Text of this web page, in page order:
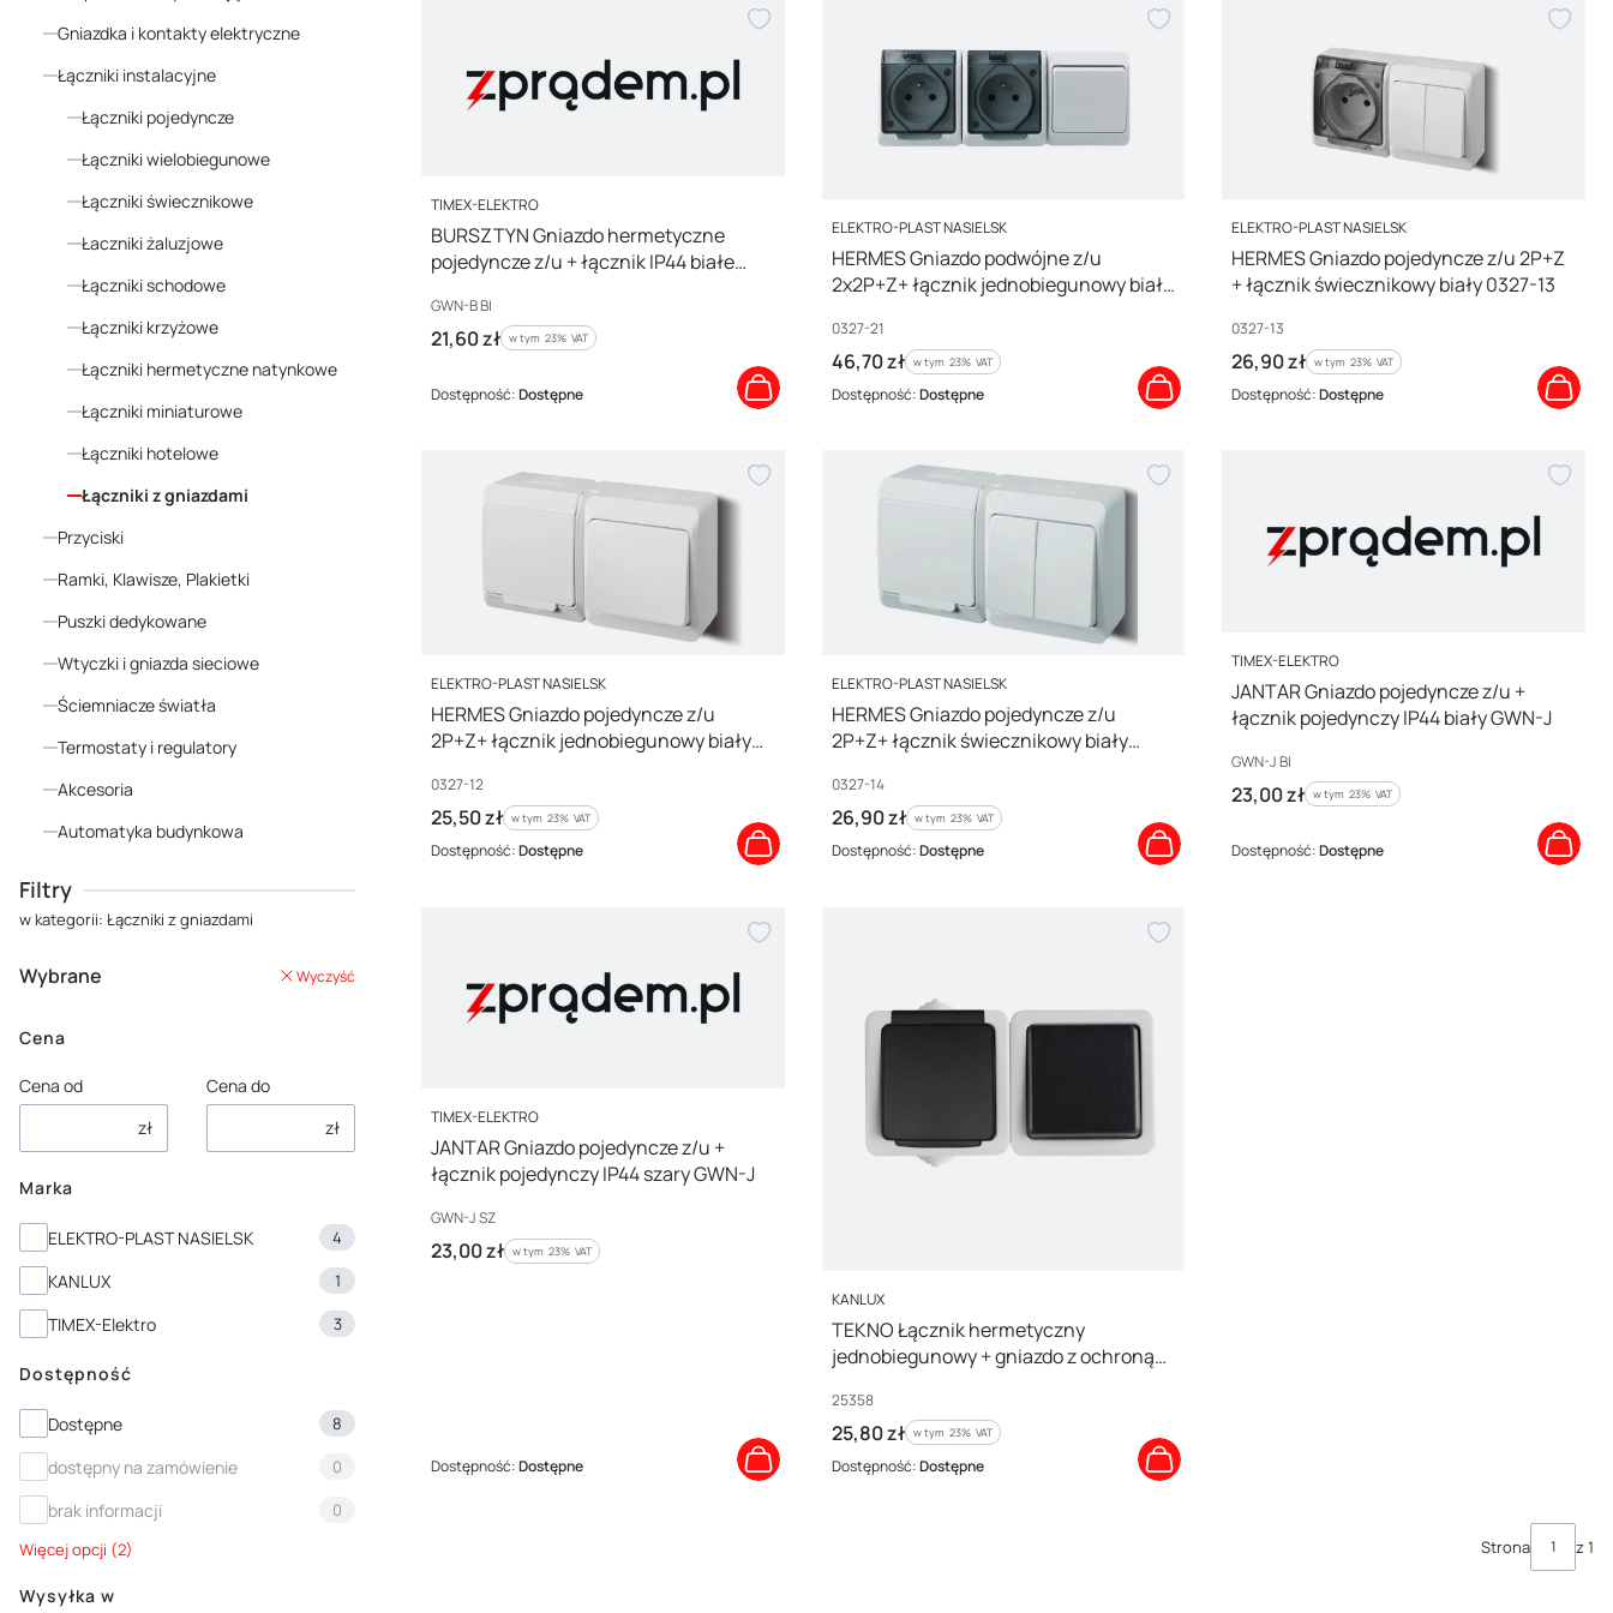
Gniazdka i kontakty elektryczne
Łączniki instalacyjne
Łączniki pojedyncze
Łączniki wielobiegunowe
Łączniki świecznikowe
Łaczniki żaluzjowe
Łączniki schodowe
Łączniki krzyżowe
Łączniki hermetyczne natynkowe
Łączniki miniaturowe
Łączniki hotelowe
Łączniki z gniazdami
Przyciski
Ramki, Klawisze, Plakietki
Puszki dedykowane
Wtyczki i gniazda sieciowe
Ściemniacze światła
Termostaty i regulatory
Akcesoria
Automatyka budynkowa
Filtry
w kategorii: Łączniki z gniazdami
Wybrane Wyczyść
Cena
Cena od
zł
Cena do
zł
Marka
MarkaELEKTRO-PLAST NASIELSK 4
KANLUX 1
TIMEX-Elektro 3
Dostępność
Dostępność
Dostępne 8
dostępny na zamówienie 0
brak informacji
0
Więcej opcji (2)
Wysyłka w
PRODUCENT
TIMEX-ELEKTRO
BURSZTYN Gniazdo hermetyczne
pojedyncze z/u + łącznik IP44 białe
Kod producenta
GWN-B BI
Cena brutto
21,60 zł w tym %s VAT
w tym 23% VAT
Dostępność:Dostępne
PRODUCENT
ELEKTRO-PLAST NASIELSK
HERMES Gniazdo podwójne z/u
2x2P+Z+ łącznik jednobiegunowy biały
Kod producenta
0327-21
Cena brutto
46,70 zł w tym %s VAT
w tym 23% VAT
Dostępność:Dostępne
PRODUCENT
ELEKTRO-PLAST NASIELSK
HERMES Gniazdo pojedyncze z/u 2P+Z
+ łącznik świecznikowy biały 0327-13
Kod producenta
0327-13
Cena brutto
26,90 zł w tym %s VAT
w tym 23% VAT
Dostępność:Dostępne
PRODUCENT
ELEKTRO-PLAST NASIELSK
HERMES Gniazdo pojedyncze z/u
2P+Z+ łącznik jednobiegunowy biały
Kod producenta
0327-12
Cena brutto
25,50 zł w tym %s VAT
w tym 23% VAT
Dostępność:Dostępne
PRODUCENT
ELEKTRO-PLAST NASIELSK
HERMES Gniazdo pojedyncze z/u
2P+Z+ łącznik świecznikowy biały
Kod producenta
0327-14
Cena brutto
26,90 zł w tym %s VAT
w tym 23% VAT
Dostępność:Dostępne
PRODUCENT
TIMEX-ELEKTRO
JANTAR Gniazdo pojedyncze z/u +
łącznik pojedynczy IP44 biały GWN-J
Kod producenta
GWN-J BI
Cena brutto
23,00 zł w tym %s VAT
w tym 23% VAT
Dostępność:Dostępne
PRODUCENT
TIMEX-ELEKTRO
JANTAR Gniazdo pojedyncze z/u +
łącznik pojedynczy IP44 szary GWN-J
Kod producenta
GWN-J SZ
Cena brutto
23,00 zł w tym %s VAT
w tym 23% VAT
Dostępność:Dostępne
PRODUCENT
KANLUX
TEKNO Łącznik hermetyczny
jednobiegunowy + gniazdo z ochroną
IP54 25358
Kod producenta
25358
Cena brutto
25,80 zł w tym %s VAT
w tym 23% VAT
Dostępność:Dostępne
Strona z 1